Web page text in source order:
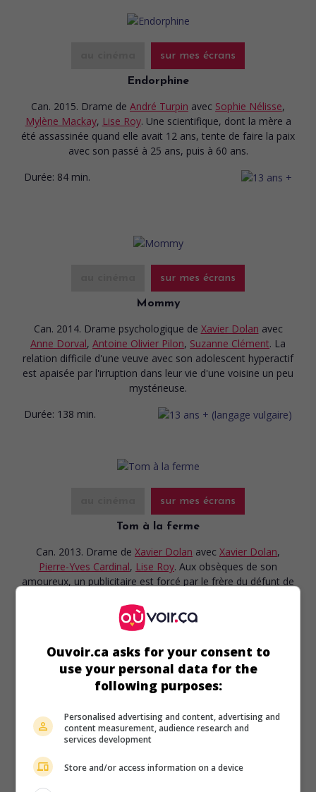
sur mes écrans
Endorphine
Can. 2015. Drame de André Turpin avec Sophie Nélisse,
Mylène Mackay, Lise Roy. Une scientifique, dont la mère a
été assassinée quand elle avait 12 ans, tente de faire la paix
avec son passé à 25 ans, puis à 60 ans.
Durée: 84 min.
sur mes écrans
Mommy
Can. 2014. Drame psychologique de Xavier Dolan avec
Anne Dorval, Antoine Olivier Pilon, Suzanne Clément. La
relation difficile d'une veuve avec son adolescent hyperactif
est apaisée par l'irruption dans leur vie d'une voisine un peu
mystérieuse.
Durée: 138 min.
sur mes écrans
Tom à la ferme
Can. 2013. Drame de Xavier Dolan avec Xavier Dolan,
Pierre-Yves Cardinal, Lise Roy. Aux obsèques de son
amoureux, un publicitaire est forcé par le frère du défunt de
femme.
au cinéma sur mes écrans
V.O.: Whitewash
Can. 2012. Drame psychologique
Ouvoir.ca asks for your consent to
use your personal data for the
following purposes:
Personalised advertising and content, advertising and
content measurement, audience research and
services development
Store and/or access information on a device